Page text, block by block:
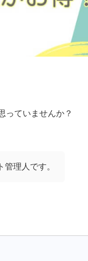
っていませんか？
理人です。